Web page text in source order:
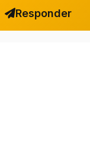
Responder